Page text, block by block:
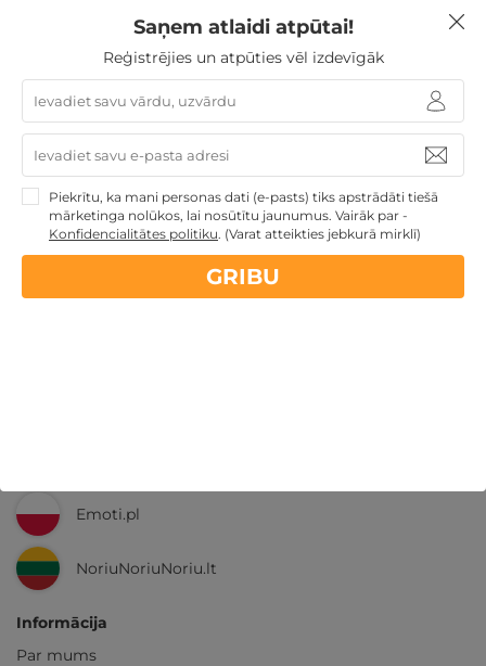
Nekādasapkalpošanas un administrācijasmaksas
14 dienunaudas atmaksas garantija
Kvalitatīva klientuapkalpošana
Emoti.pl
NoriuNoriuNoriu.lt
Informācija
Par mums
Saņem atlaidi atpūtai!
Reģistrējies un atpūties vēl izdevīgāk
Piekrītu, ka mani personas dati (e-pasts) tiks apstrādāti tiešā
mārketinga nolūkos, lai nosūtītu jaunumus. Vairāk par -
Konfidencialitātes politiku. (Varat atteikties jebkurā mirklī)
GRIBU